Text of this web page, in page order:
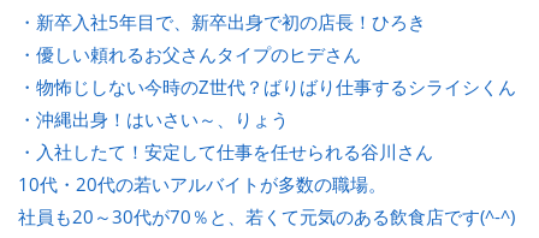
・新卒入社5年目で、新卒出身で初の店長！ひろき
・優しい頼れるお父さんタイプのヒデさん
・物怖じしない今時のZ世代？ばりばり仕事するシライシくん
・沖縄出身！はいさい～、りょう
・入社したて！安定して仕事を任せられる谷川さん
10代・20代の若いアルバイトが多数の職場。
社員も20～30代が70％と、若くて元気のある飲食店です(^-^)